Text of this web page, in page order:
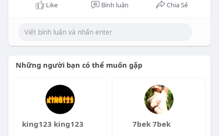
Like Bình luận Chia Sẻ
Những người bạn có thể muốn gặp
king123 king123 7bek 7bek